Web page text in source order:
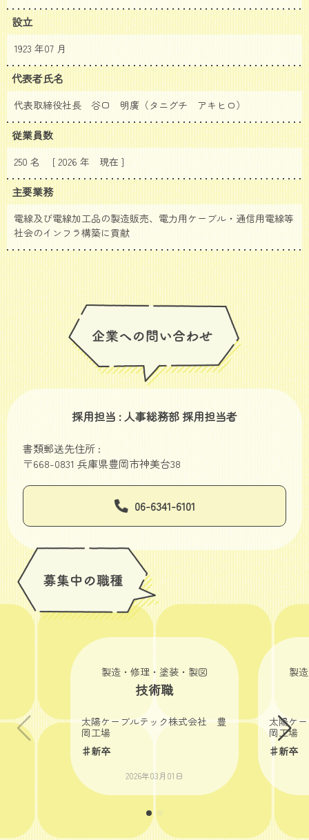
設立
1923 年07 月
代表者氏名
代表取締役社長 谷口 明廣（タニグチ アキヒロ）
従業員数
250 名 [ 2026 年 現在 ]
主要業務
電線及び電線加工品の製造販売、電力用ケーブル・通信用電線等
社会のインフラ構築に貢献
採用担当 : 人事総務部 採用担当者
書類郵送先住所 :
〒668-0831 兵庫県豊岡市神美台38
06-6341-6101
製造・修理・塗装・製図
技術職
太陽ケーブルテック株式会社 豊
岡工場
♯新卒
2026年03月01日
製
太陽ケ
岡工場
♯新卒